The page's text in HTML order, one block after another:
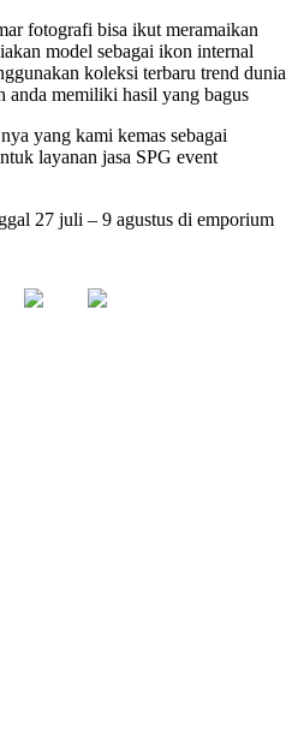
fotografi bisa ikut meramaikan
model sebagai ikon internal
koleksi terbaru trend dunia
anda memiliki hasil yang bagus
yang kami kemas sebagai
layanan jasa SPG event
27 juli – 9 agustus di emporium